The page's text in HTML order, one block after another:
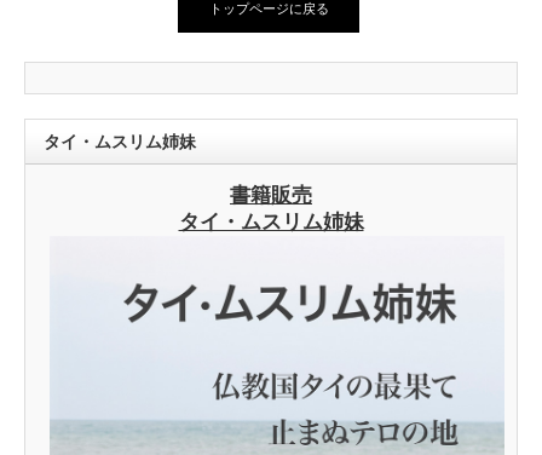
トップページに戻る
タイ・ムスリム姉妹
書籍販売
タイ・ムスリム姉妹